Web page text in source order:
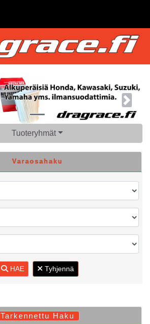
Next
Tuoteryhmät
Varaosahaku
HAE Tyhjennä
Tarkennettu Haku